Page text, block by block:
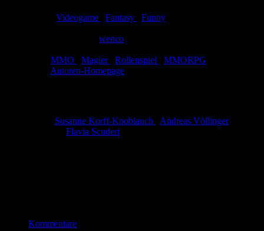
Videogame Fantasy
Funny
wenco
MMO Magier Rollenspiel
MMORPG
Autoren-Homepage
Susanne Korff-Knoblauch
Andreas Völlinger
Flavia Scuderi
Kommentare